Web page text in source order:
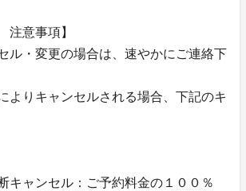
注意事項】
ル・変更の場合は、速やかにご連絡下
よりキャンセルされる場合、下記のキ
キャンセル：ご予約料金の１００％